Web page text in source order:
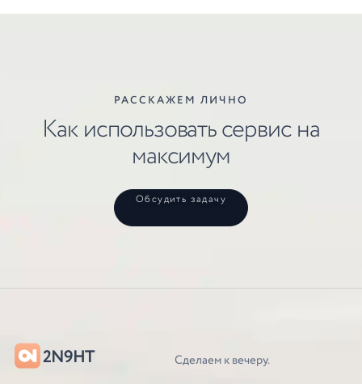
РАССКАЖЕМ ЛИЧНО
Как использовать сервис на
максимум
Обсудить задачу
2N9HT Сделаем к вечеру.